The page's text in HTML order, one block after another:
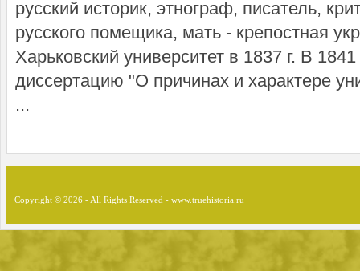
русский историк, этнограф, писатель,
русского помещика, мать - крепостная
Харьковский университет в 1837 г. В
диссертацию "О причинах и характере
...
Copyright © 2026 - All Rights Reserved - www.truehistoria.ru